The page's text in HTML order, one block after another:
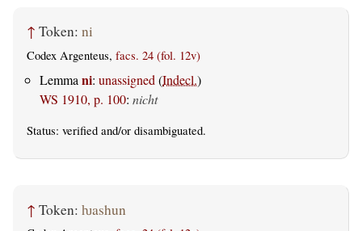
↑ Token: ni
Codex Argenteus, facs. 24 (fol. 12v)
Lemma ni: unassigned (Indecl.)
WS 1910, p. 100: nicht
Status: verified and/or disambiguated.
↑ Token: ƕashun